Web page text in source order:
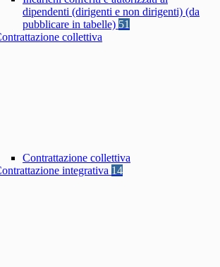
dipendenti (dirigenti e non dirigenti) (da
pubblicare in tabelle) 51
collettiva
Contrattazione collettiva
integrativa 14